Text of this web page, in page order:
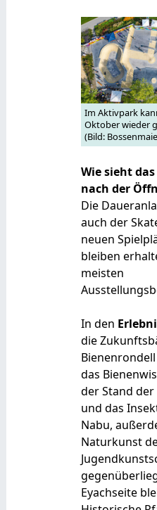
Im Aktivpark
Oktober wieder
(Bild:
Wie sieht
nach der
Die
auch der
neuen
bleiben
meisten
In den
die
das
der Stand
und das
Nabu,
Naturkunst
Eyachseite